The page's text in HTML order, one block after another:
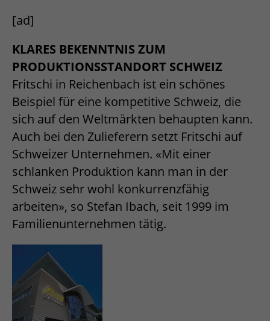
[ad]
KLARES BEKENNTNIS ZUM
PRODUKTIONSSTANDORT SCHWEIZ
Fritschi in Reichenbach ist ein schönes
Beispiel für eine kompetitive Schweiz, die
sich auf den Weltmärkten behaupten kann.
Auch bei den Zulieferern setzt Fritschi auf
Schweizer Unternehmen. «Mit einer
schlanken Produktion kann man in der
Schweiz sehr wohl konkurrenzfähig
arbeiten», so Stefan Ibach, seit 1999 im
Familienunternehmen tätig.